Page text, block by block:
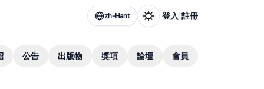
zh-Hant 登入 註冊
公告 出版物 獎項 論壇 會員